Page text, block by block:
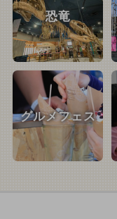
恐竜
グルメフェス